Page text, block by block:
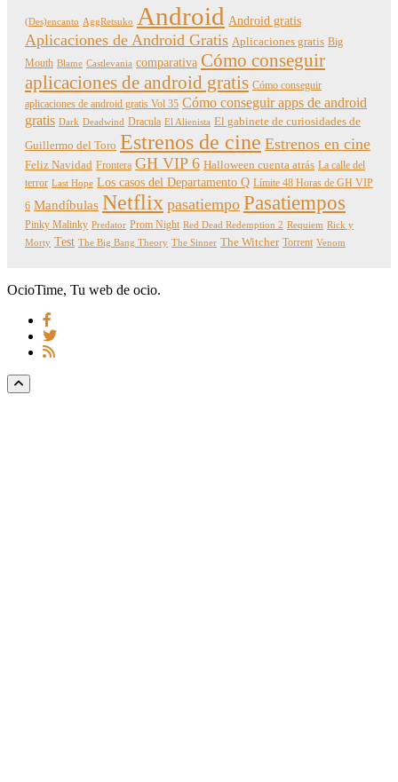
(Des)encanto AggRetsuko Android Android gratis
Aplicaciones de Android Gratis Aplicaciones gratis Big
Mouth Blame Castlevania comparativa Cómo conseguir
aplicaciones de android gratis Cómo conseguir
aplicaciones de android gratis Vol 35 Cómo conseguir apps de android
gratis Dark Deadwind Dracula El Alienista El gabinete de curiosidades de
Guillermo del Toro Estrenos de cine Estrenos en cine
Feliz Navidad Frontera GH VIP 6 Halloween cuenta atrás La calle del
terror Last Hope Los casos del Departamento Q Límite 48 Horas de GH VIP
6 Mandíbulas Netflix pasatiempo Pasatiempos
Pinky Malinky Predator Prom Night Red Dead Redemption 2 Requiem Rick y
Morty Test The Big Bang Theory The Sinner The Witcher Torrent Venom
OcioTime, Tu web de ocio.